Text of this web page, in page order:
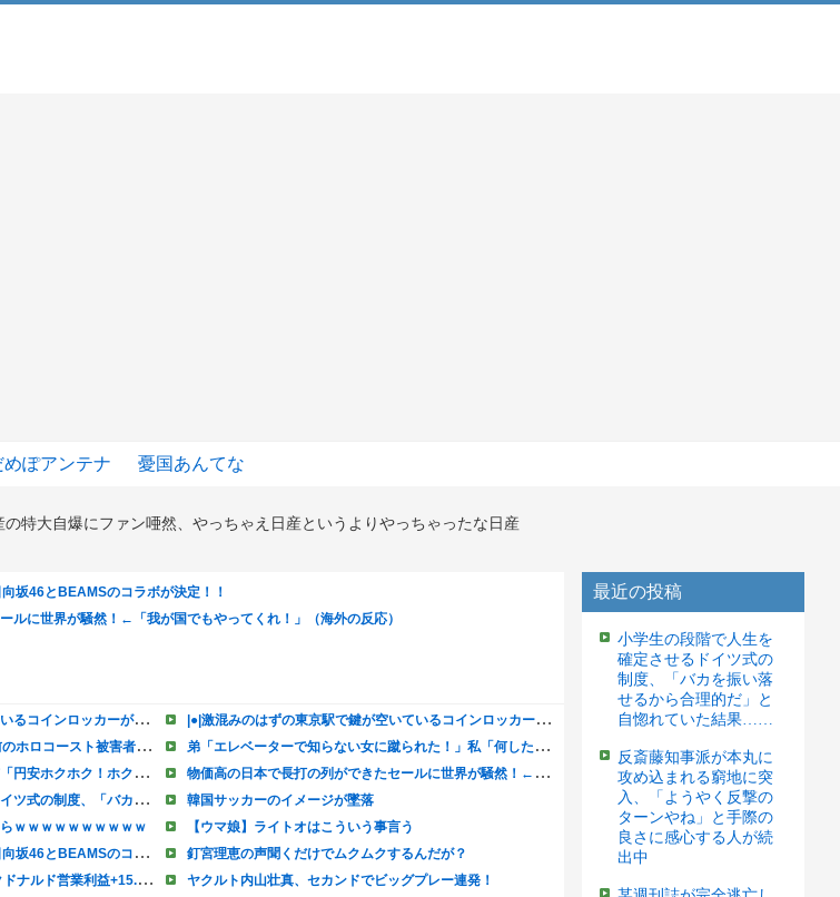
めぽアンテナ 憂国あんてな
特大自爆にファン唖然、やっちゃえ日産というよりやっちゃったな日産
最近の投稿
小学生の段階で人生を
確定させるドイツ式の
制度、「バカを振い落
せるから合理的だ」と
自惚れていた結果……
反斎藤知事派が本丸に
攻め込まれる窮地に突
入、「ようやく反撃の
ターンやね」と手際の
良さに感心する人が続
出中